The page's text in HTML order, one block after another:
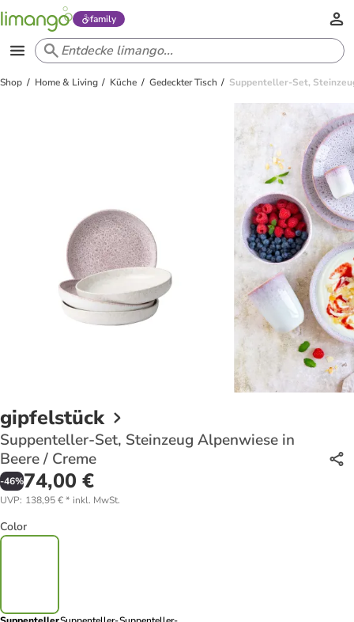
family
Shop Home & Living Küche Gedeckter Tisch Suppenteller-Set,
gipfelstück
Suppenteller-Set, Steinzeug Alpenwiese in
Beere / Creme
-46%74,00 €
UVP: 138,95 €* inkl. MwSt.
Color